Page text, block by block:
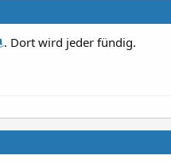
. Dort wird jeder fündig.